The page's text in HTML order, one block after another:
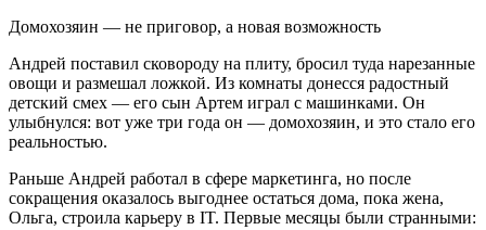
Домохозяин — не приговор, а новая возможность
Андрей поставил сковороду на плиту, бросил туда нарезанные
овощи и размешал ложкой. Из комнаты донесся радостный
детский смех — его сын Артем играл с машинками. Он
улыбнулся: вот уже три года он — домохозяин, и это стало его
реальностью.
Раньше Андрей работал в сфере маркетинга, но после
сокращения оказалось выгоднее остаться дома, пока жена,
Ольга, строила карьеру в IT. Первые месяцы были странными: